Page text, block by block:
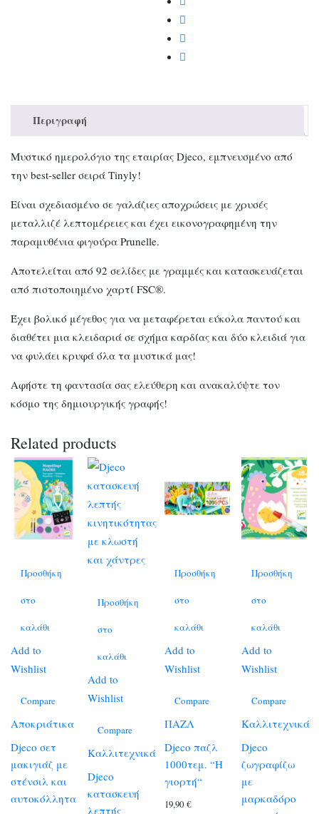
Περιγραφή
Μυστικό ημερολόγιο της εταιρίας Djeco, εμπνευσμένο από
την best-seller σειρά Tinyly!
Είναι σχεδιασμένο σε γαλάζιες αποχρώσεις με χρυσές
μεταλλιζέ λεπτομέρειες και έχει εικονογραφημένη την
παραμυθένια φιγούρα Prunelle.
Αποτελείται από 92 σελίδες με γραμμές και κατασκευάζεται
από πιστοποιημένο χαρτί FSC®.
Έχει βολικό μέγεθος για να μεταφέρεται εύκολα παντού και
διαθέτει μια κλειδαριά σε σχήμα καρδίας και δύο κλειδιά για
να φυλάει κρυφά όλα τα μυστικά μας!
Αφήστε τη φαντασία σας ελεύθερη και ανακαλύψτε τον
κόσμο της δημιουργικής γραφής!
Related products
Προσθήκη
στο
καλάθι
Add to
Wishlist
Compare
Αποκριάτικα
Djeco σετ
μακιγιάζ με
στένσιλ και
αυτοκόλλητα
Προσθήκη
στο
καλάθι
Add to
Wishlist
Compare
Καλλιτεχνικά
Djeco
κατασκευή
λεπτής
Προσθήκη
στο
καλάθι
Add to
Wishlist
Compare
ΠΑΖΛ
Djeco παζλ
1000τεμ. “Η
γιορτή“
19,90€
Προσθήκη
στο
καλάθι
Add to
Wishlist
Compare
Καλλιτεχνικά
Djeco
ζωγραφίζω
με
μαρκαδόρο